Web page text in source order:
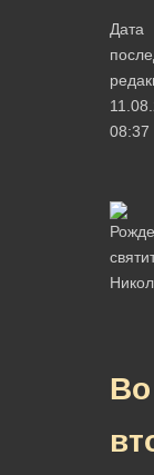
Дата
08:37
Во